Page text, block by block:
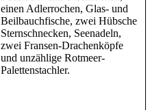
einen Adlerrochen, Glas- und
Beilbauchfische, zwei Hübsche
Sternschnecken, Seenadeln,
zwei Fransen-Drachenköpfe
und unzählige Rotmeer-
Palettenstachler.